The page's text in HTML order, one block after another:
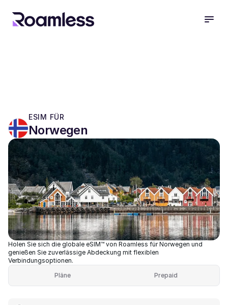
ESIM FÜR
Norwegen
Holen Sie sich die globale eSIM™ von Roamless für Norwegen und
genießen Sie zuverlässige Abdeckung mit flexiblen
Verbindungsoptionen.
Pläne
Prepaid